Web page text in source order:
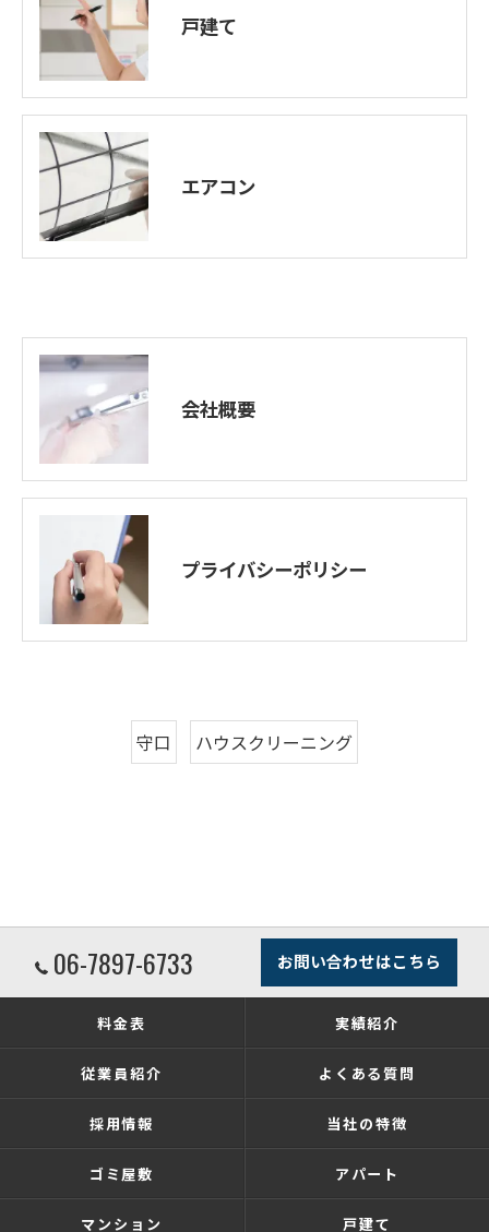
戸建て
エアコン
会社概要
プライバシーポリシー
守口 ハウスクリーニング
06-7897-6733 お問い合わせはこちら
料金表 実績紹介
従業員紹介 よくある質問
採用情報 当社の特徴
ゴミ屋敷 アパート
マンション 戸建て